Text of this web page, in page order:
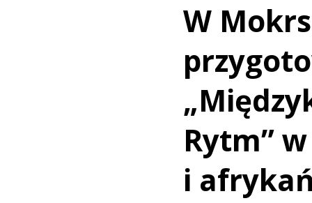
W
Rytm”
i